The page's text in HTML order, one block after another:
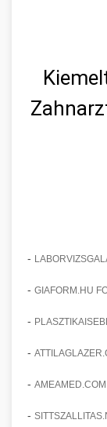
-
- GIAFORM.HU
-
-
-
-